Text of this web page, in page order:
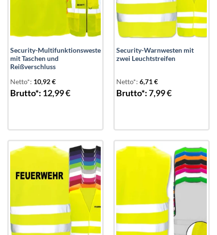
Security-Multifunktionsweste
mit Taschen und
Reißverschluss
Netto*: 10,92€
Brutto*: 12,99€
Security-Warnwesten mit
zwei Leuchtstreifen
Netto*: 6,71€
Brutto*:7,99€
Add to
wishlist
Add to
wishlist